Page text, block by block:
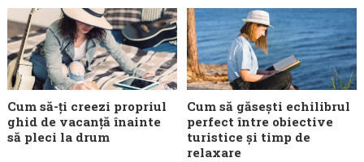
Cum să-ți creezi propriul
ghid de vacanță înainte
să pleci la drum
Cum să găsești echilibrul
perfect între obiective
turistice și timp de
relaxare